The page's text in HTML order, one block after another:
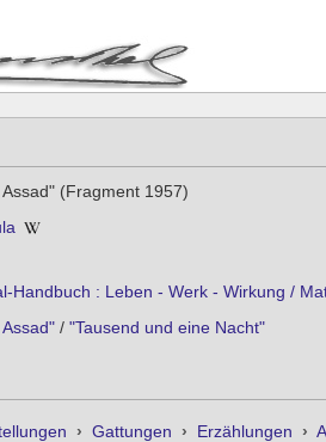
(Fragment 1957)
Handbuch : Leben - Werk - Wirkung /
/ "Tausend und eine Nacht"
› Gattungen › Erzählungen ›